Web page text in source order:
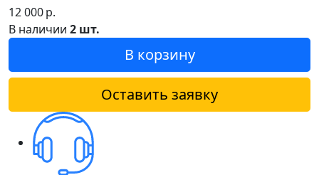
12 000р.
В наличии 2 шт.
В корзину
Оставить заявку